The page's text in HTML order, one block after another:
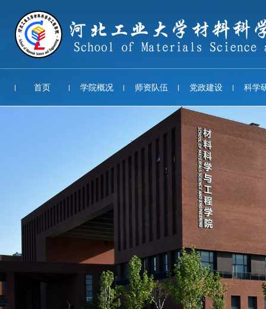
首页 学院概况 师资队伍 党政建设 科学